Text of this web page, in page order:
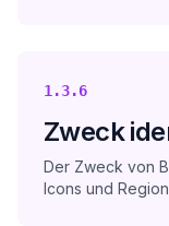
1.3.6
Zweck
Der Zweck von
Icons und